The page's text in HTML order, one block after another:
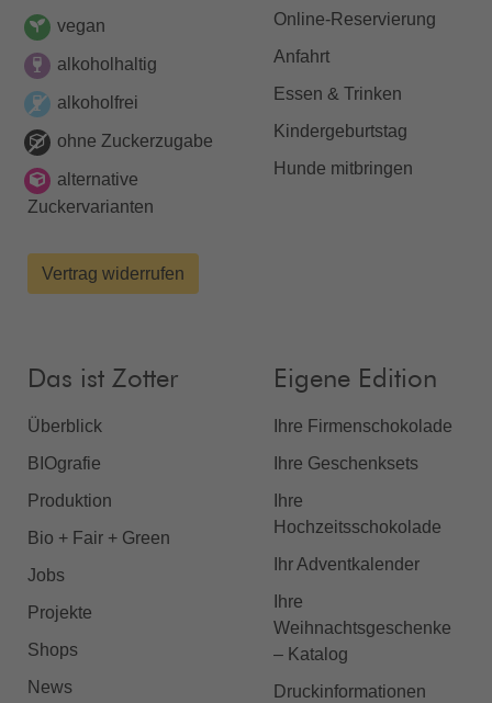
vegan
alkoholhaltig
alkoholfrei
ohne Zuckerzugabe
alternative
Zuckervarianten
Vertrag widerrufen
Online-Reservierung
Anfahrt
Essen & Trinken
Kindergeburtstag
Hunde mitbringen
Das ist Zotter
Überblick
BIOgrafie
Produktion
Bio + Fair + Green
Jobs
Projekte
Shops
News
Eigene Edition
Ihre Firmenschokolade
Ihre Geschenksets
Ihre
Hochzeitsschokolade
Ihr Adventkalender
Ihre
Weihnachtsgeschenke
– Katalog
Druckinformationen